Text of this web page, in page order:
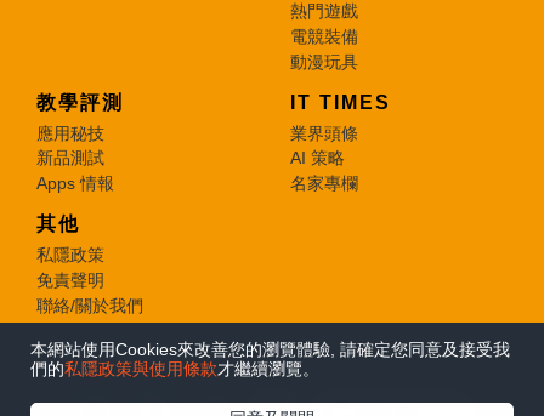
熱門遊戲
電競裝備
動漫玩具
教學評測
應用秘技
新品測試
Apps 情報
IT TIMES
業界頭條
AI 策略
名家專欄
其他
私隱政策
免責聲明
聯絡/關於我們
© 2026 e-zone. All Rights Reserved.
本網站使用Cookies來改善您的瀏覽體驗, 請確定您同意及接受我
們的私隱政策與使用條款才繼續瀏覽。